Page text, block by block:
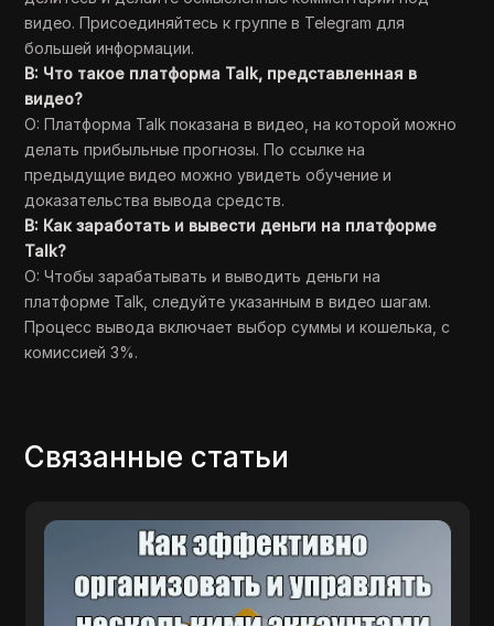
видео. Присоединяйтесь к группе в Telegram для
большей информации.
В: Что такое платформа Talk, представленная в
видео?
О: Платформа Talk показана в видео, на которой можно
делать прибыльные прогнозы. По ссылке на
предыдущие видео можно увидеть обучение и
доказательства вывода средств.
В: Как заработать и вывести деньги на платформе
Talk?
О: Чтобы зарабатывать и выводить деньги на
платформе Talk, следуйте указанным в видео шагам.
Процесс вывода включает выбор суммы и кошелька, с
комиссией 3%.
Связанные статьи